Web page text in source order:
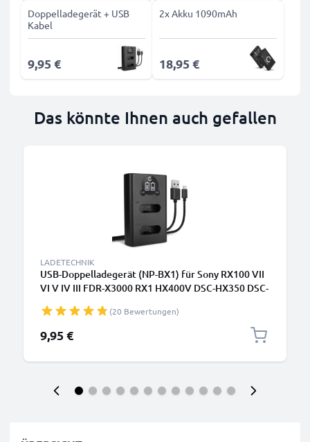
Doppelladegerät + USB
Kabel
9,95 €
2x Akku 1090mAh
18,95 €
Das könnte Ihnen auch gefallen
LADETECHNIK
USB-Doppelladegerät (NP-BX1) für Sony RX100 VII
VI V IV III FDR-X3000 RX1 HX400V DSC-HX350 DSC-
CELLONIC
(20 Bewertungen)
9,95 €